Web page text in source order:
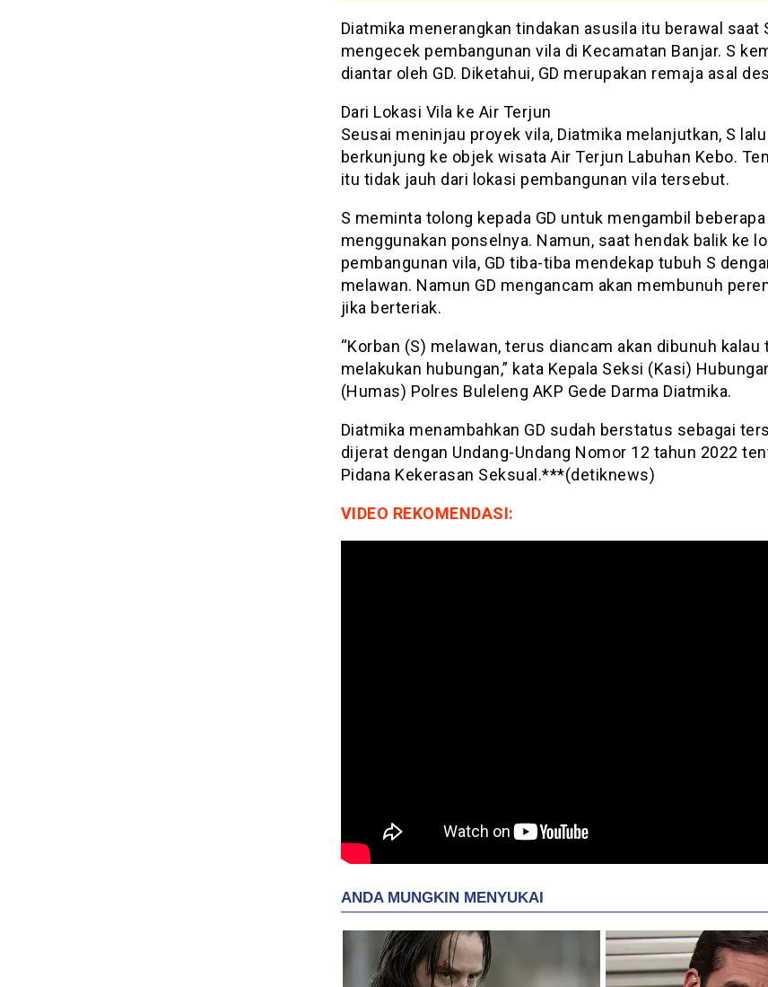
Diatmika menerangkan tindakan asusila itu berawal saat
mengecek pembangunan vila di Kecamatan Banjar. S
diantar oleh GD. Diketahui, GD merupakan remaja asal
Dari Lokasi Vila ke Air Terjun
Seusai meninjau proyek vila, Diatmika melanjutkan, S
berkunjung ke objek wisata Air Terjun Labuhan Kebo.
itu tidak jauh dari lokasi pembangunan vila tersebut.
S meminta tolong kepada GD untuk mengambil
menggunakan ponselnya. Namun, saat hendak balik ke
pembangunan vila, GD tiba-tiba mendekap tubuh S
melawan. Namun GD mengancam akan membunuh
jika berteriak.
“Korban (S) melawan, terus diancam akan dibunuh kalau
melakukan hubungan,” kata Kepala Seksi (Kasi)
(Humas) Polres Buleleng AKP Gede Darma Diatmika.
Diatmika menambahkan GD sudah berstatus sebagai
dijerat dengan Undang-Undang Nomor 12 tahun 2022
Pidana Kekerasan Seksual.***(detiknews)
VIDEO REKOMENDASI: